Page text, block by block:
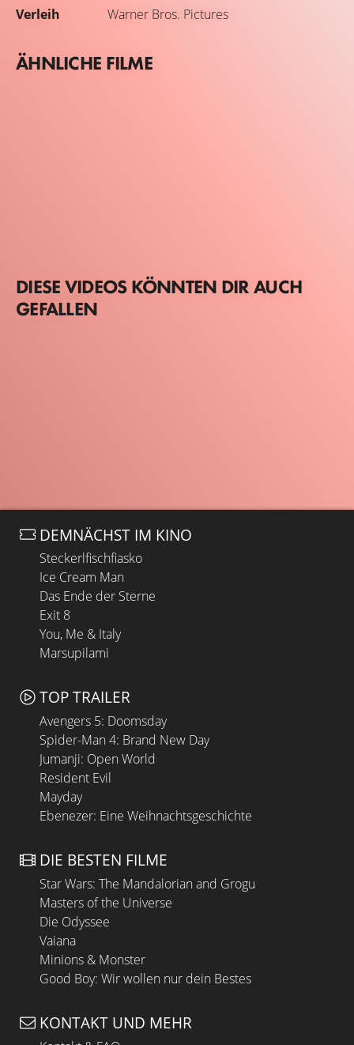
Verleih Warner Bros. Pictures
ÄHNLICHE FILME
DIESE VIDEOS KÖNNTEN DIR AUCH
GEFALLEN
DEMNÄCHST IM KINO
Steckerlfischfiasko
Ice Cream Man
Das Ende der Sterne
Exit 8
You, Me & Italy
Marsupilami
TOP TRAILER
Avengers 5: Doomsday
Spider-Man 4: Brand New Day
Jumanji: Open World
Resident Evil
Mayday
Ebenezer: Eine Weihnachtsgeschichte
DIE BESTEN FILME
Star Wars: The Mandalorian and Grogu
Masters of the Universe
Die Odyssee
Vaiana
Minions & Monster
Good Boy: Wir wollen nur dein Bestes
KONTAKT UND MEHR